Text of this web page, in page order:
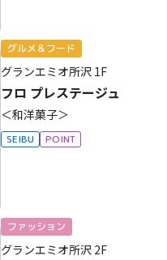
グルメ＆フード
グランエミオ所沢 1F
フロ プレステージュ
＜和洋菓子＞
SEIBU POINT
ファッション
グランエミオ所沢 2F